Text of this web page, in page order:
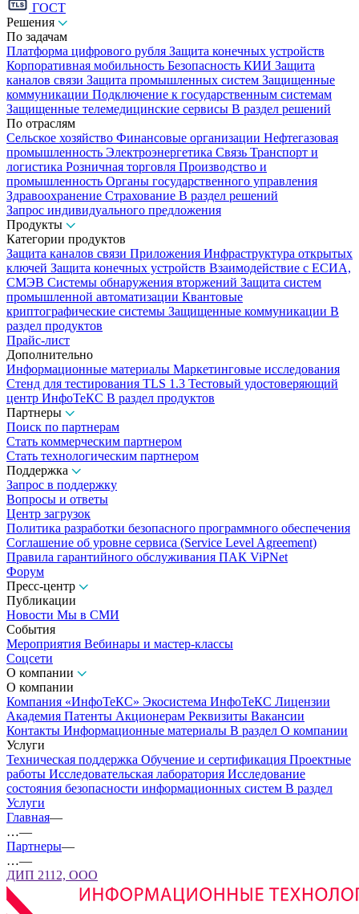
ГОСТ
Решения
По задачам
Платформа цифрового рубля Защита конечных устройств
Корпоративная мобильность Безопасность КИИ Защита
каналов связи Защита промышленных систем Защищенные
коммуникации Подключение к государственным системам
Защищенные телемедицинские сервисы В раздел решений
По отраслям
Сельское хозяйство Финансовые организации Нефтегазовая
промышленность Электроэнергетика Связь Транспорт и
логистика Розничная торговля Производство и
промышленность Органы государственного управления
Здравоохранение Страхование В раздел решений
Запрос индивидуального предложения
Продукты
Категории продуктов
Защита каналов связи Приложения Инфраструктура открытых
ключей Защита конечных устройств Взаимодействие с ЕСИА,
СМЭВ Системы обнаружения вторжений Защита систем
промышленной автоматизации Квантовые
криптографические системы Защищенные коммуникации В
раздел продуктов
Прайс-лист
Дополнительно
Информационные материалы Маркетинговые исследования
Стенд для тестирования TLS 1.3 Тестовый удостоверяющий
центр ИнфоТеКС В раздел продуктов
Партнеры
Поиск по партнерам
Стать коммерческим партнером
Стать технологическим партнером
Поддержка
Запрос в поддержку
Вопросы и ответы
Центр загрузок
Политика разработки безопасного программного обеспечения
Соглашение об уровне сервиса (Service Level Agreement)
Правила гарантийного обслуживания ПАК ViPNet
Форум
Пресс-центр
Публикации
Новости Мы в СМИ
События
Мероприятия Вебинары и мастер-классы
Соцсети
О компании
О компании
Компания «ИнфоТеКС» Экосистема ИнфоТеКС Лицензии
Академия Патенты Акционерам Реквизиты Вакансии
Контакты Информационные материалы В раздел О компании
Услуги
Техническая поддержка Обучение и сертификация Проектные
работы Исследовательская лаборатория Исследование
состояния безопасности информационных систем В раздел
Услуги
Главная—
…—
Партнеры—
…—
ДИП 2112, ООО